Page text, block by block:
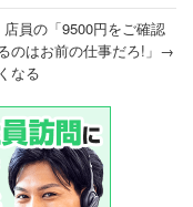
員の「9500円をご確認
のはお前の仕事だろ!」→
なる